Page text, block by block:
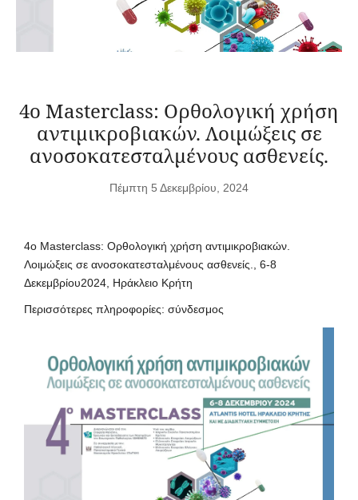
4ο Masterclass: Ορθολογική χρήση
αντιμικροβιακών. Λοιμώξεις σε
ανοσοκατεσταλμένους ασθενείς.
Πέμπτη 5 Δεκεμβρίου, 2024
4ο Masterclass: Ορθολογική χρήση αντιμικροβιακών.
Λοιμώξεις σε ανοσοκατεσταλμένους ασθενείς., 6-8
Δεκεμβρίου2024, Ηράκλειο Κρήτη
Περισσότερες πληροφορίες: σύνδεσμος